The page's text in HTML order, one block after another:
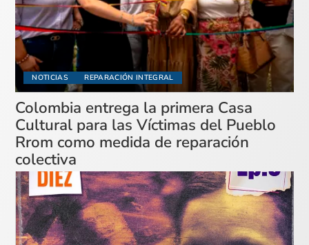
NOTICIAS REPARACIÓN INTEGRAL
Colombia entrega la primera Casa
Cultural para las Víctimas del Pueblo
Rrom como medida de reparación
colectiva